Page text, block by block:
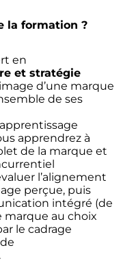
la formation ?
en
et stratégie
d’une marque
de ses
apprendrez à
de la marque et
l’alignement
perçue, puis
intégré (de
marque au choix
le cadrage